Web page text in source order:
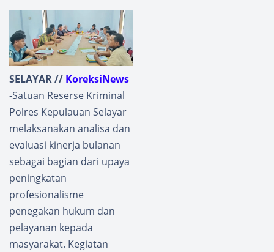
SELAYAR // KoreksiNews
-Satuan Reserse Kriminal
Polres Kepulauan Selayar
melaksanakan analisa dan
evaluasi kinerja bulanan
sebagai bagian dari upaya
peningkatan
profesionalisme
penegakan hukum dan
pelayanan kepada
masyarakat. Kegiatan